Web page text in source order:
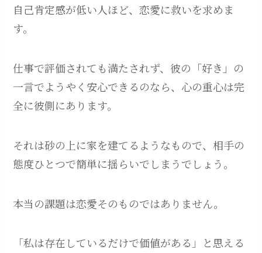
自己肯定感が低い人ほど、恋愛に救いを求めま
す。
仕事で評価されても満たされず、彼の「好き」の
一言でようやく安心できるのなら、心の重心は完
全に彼側にあります。
それは砂の上に家を建てるようなもので、相手の
態度ひとつで簡単に揺らいでしまうでしょう。
本当の課題は恋愛そのものではありません。
「私は存在しているだけで価値がある」と思える